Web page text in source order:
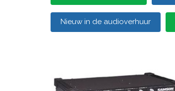
Nieuw in de audioverhuur